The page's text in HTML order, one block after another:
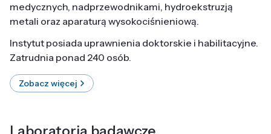
medycznych, nadprzewodnikami, hydroekstruzją
metali oraz aparaturą wysokociśnieniową.
Instytut posiada uprawnienia doktorskie i habilitacyjne.
Zatrudnia ponad 240 osób.
Zobacz więcej